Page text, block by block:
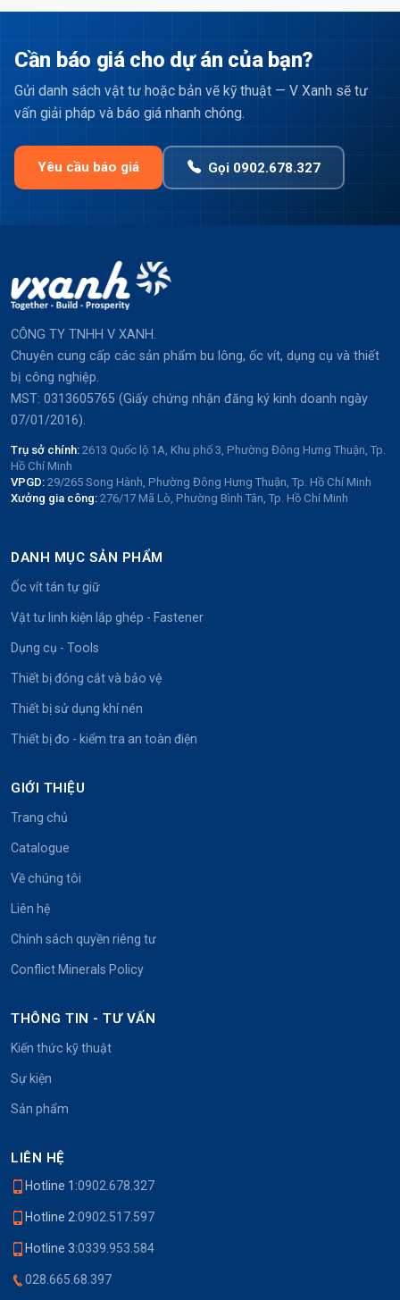
Cần báo giá cho dự án của bạn?
Gửi danh sách vật tư hoặc bản vẽ kỹ thuật — V Xanh sẽ tư
vấn giải pháp và báo giá nhanh chóng.
Yêu cầu báo giá Gọi 0902.678.327
CÔNG TY TNHH V XANH.
Chuyên cung cấp các sản phẩm bu lông, ốc vít, dụng cụ và thiết
bị công nghiệp.
MST: 0313605765 (Giấy chứng nhận đăng ký kinh doanh ngày
07/01/2016).
Trụ sở chính: 2613 Quốc lộ 1A, Khu phố 3, Phường Đông Hưng Thuận, Tp.
Hồ Chí Minh
VPGD: 29/265 Song Hành, Phường Đông Hưng Thuận, Tp. Hồ Chí Minh
Xưởng gia công: 276/17 Mã Lò, Phường Bình Tân, Tp. Hồ Chí Minh
DANH MỤC SẢN PHẨM
Ốc vít tán tự giữ
Vật tư linh kiện lắp ghép - Fastener
Dụng cụ - Tools
Thiết bị đóng cắt và bảo vệ
Thiết bị sử dụng khí nén
Thiết bị đo - kiểm tra an toàn điện
GIỚI THIỆU
Trang chủ
Catalogue
Về chúng tôi
Liên hệ
Chính sách quyền riêng tư
Conflict Minerals Policy
THÔNG TIN - TƯ VẤN
Kiến thức kỹ thuật
Sự kiện
Sản phẩm
LIÊN HỆ
Hotline 1:0902.678.327
Hotline 2:0902.517.597
Hotline 3:0339.953.584
028.665.68.397